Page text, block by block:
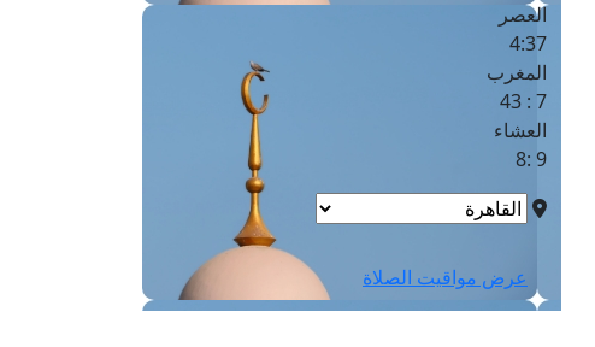
العصر
4:37
المغرب
7 : 43
العشاء
9 :8
عرض مواقيت الصلاة